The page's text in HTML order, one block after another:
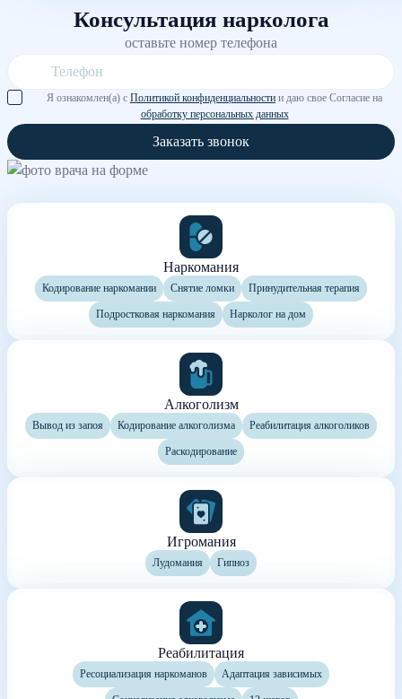
Консультация нарколога
оставьте номер телефона
Я ознакомлен(а) с Политикой конфиденциальности и даю свое Согласие на
обработку персональных данных
Заказать звонок
Наркомания
Кодирование наркомании Снятие ломки Принудительная терапия
Подростковая наркомания Нарколог на дом
Алкоголизм
Вывод из запоя Кодирование алкоголизма Реабилитация алкоголиков
Раскодирование
Игромания
Лудомания Гипноз
Реабилитация
Ресоциализация наркоманов Адаптация зависимых